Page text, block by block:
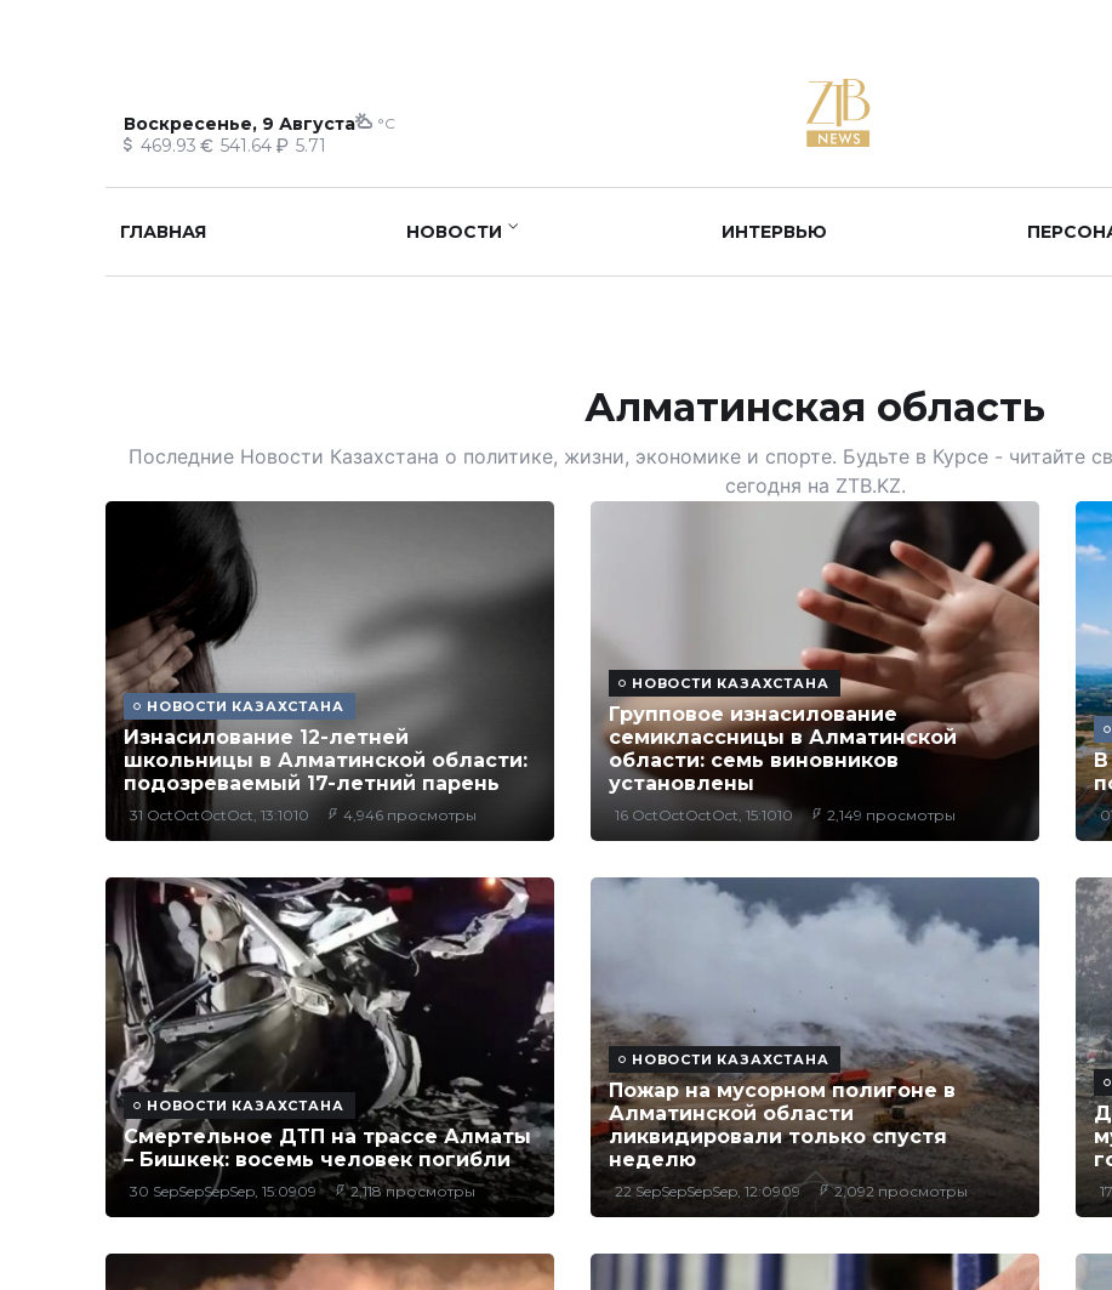
Воскресенье, 9 Августа °C
469.93 541.64 5.71
ГЛАВНАЯ НОВОСТИ ИНТЕРВЬЮ
Алматинская область
Последние Новости Казахстана о политике, жизни, экономике и спорте. Будьте в Курсе - читайте
сегодня на ZTB.KZ.
НОВОСТИ КАЗАХСТАНА
Изнасилование 12-летней
школьницы в Алматинской области:
подозреваемый 17-летний парень
31 OctOctOctOct, 13:1010 4,946 просмотры
НОВОСТИ КАЗАХСТАНА
Групповое изнасилование
семиклассницы в Алматинской
области: семь виновников
установлены
16 OctOctOctOct, 15:1010 2,149 просмотры
В
НОВОСТИ КАЗАХСТАНА
Смертельное ДТП на трассе Алматы
– Бишкек: восемь человек погибли
30 SepSepSepSep, 15:0909 2,118 просмотры
НОВОСТИ КАЗАХСТАНА
Пожар на мусорном полигоне в
Алматинской области
ликвидировали только спустя
неделю
22 SepSepSepSep, 12:0909 2,092 просмотры